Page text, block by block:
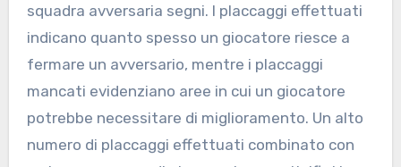
squadra avversaria segni. I placcaggi effettuati
indicano quanto spesso un giocatore riesce a
fermare un avversario, mentre i placcaggi
mancati evidenziano aree in cui un giocatore
potrebbe necessitare di miglioramento. Un alto
numero di placcaggi effettuati combinato con